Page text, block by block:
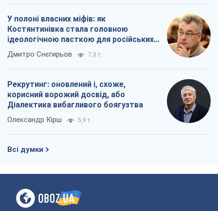
У полоні власних міфів: як
Костянтинівка стала головною
ідеологічною пасткою для російських
окупантів
Дмитро Снєгирьов 7,0 т.
Рекрутинг: оновлений і, схоже,
корисний ворожий досвід, або
Діалектика вибагливого боягузтва
Олександр Кірш 5,9 т.
Всі думки